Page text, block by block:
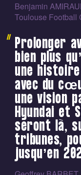
Benjamin
Toulouse Football
Prolonger
bien plus
une
avec du
une vision
Hyundai et
seront là,
tribunes,
jusqu’en